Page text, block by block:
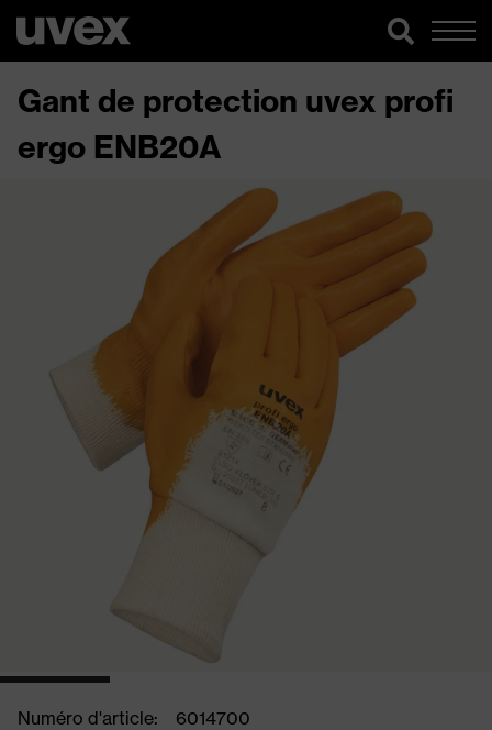
Gant de protection uvex profi
ergo ENB20A
Numéro d'article:
6014700